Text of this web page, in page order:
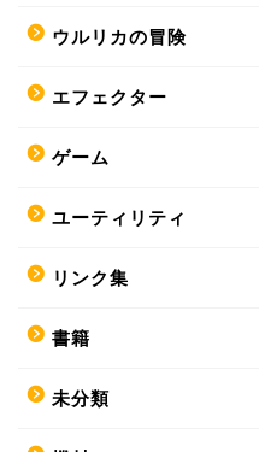
ウルリカの冒険
エフェクター
ゲーム
ユーティリティ
リンク集
書籍
未分類